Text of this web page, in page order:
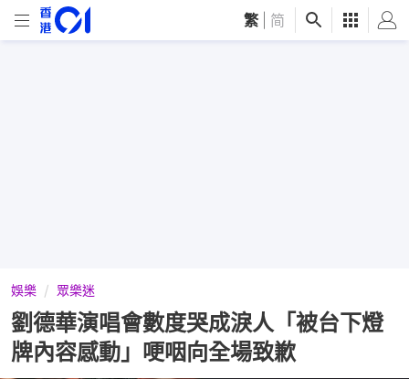
繁 简
娛樂 眾樂迷
劉德華演唱會數度哭成淚人「被台下燈
牌內容感動」哽咽向全場致歉